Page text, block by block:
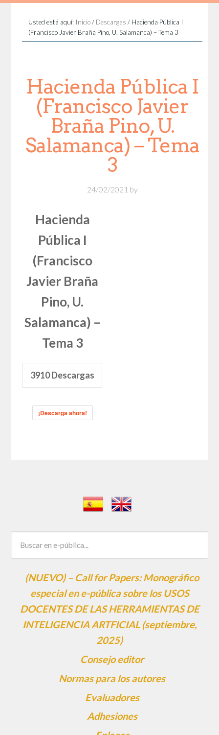
Usted está aquí: Inicio / Descargas / Hacienda Pública I
(Francisco Javier Braña Pino, U. Salamanca) – Tema 3
Hacienda Pública I
(Francisco Javier
Braña Pino, U.
Salamanca) – Tema
3
24/02/2021 by
Hacienda
Pública I
(Francisco
Javier Braña
Pino, U.
Salamanca) –
Tema 3
3910Descargas
¡Descarga ahora!
(NUEVO) – Call for Papers: Monográfico
especial en e-pública sobre los USOS
DOCENTES DE LAS HERRAMIENTAS DE
INTELIGENCIA ARTFICIAL (septiembre,
2025)
Consejo editor
Normas para los autores
Evaluadores
Adhesiones